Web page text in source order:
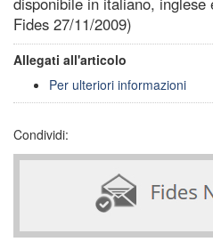
Fides 27/11/2009)
Allegati all'articolo
Per ulteriori informazioni
Condividi: